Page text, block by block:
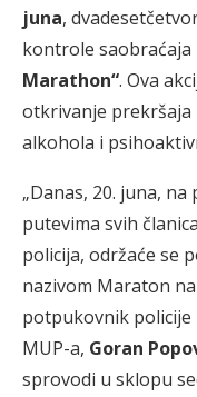
juna,
kontrole saobraćaja
Marathon“. Ova
otkrivanje prekršaja
alkohola i
„Danas, 20. juna,
putevima svih
policija, održaće se
nazivom Maraton
potpukovnik policije
MUP-a, Goran
sprovodi u sklopu